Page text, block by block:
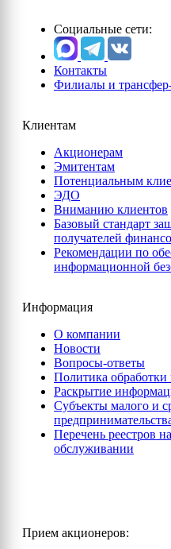
Социальные сети:
Контакты
Филиалы и
Клиентам
Акционерам
Эмитентам
Потенциальным
ЭДО
Вниманию клиентов
Базовый стандарт
получателей
Рекомендации по
информационной
Информация
О компании
Новости
Вопросы-ответы
Политика
Раскрытие
Субъекты малого и
Перечень реестров
обслуживании
Прием акционеров: